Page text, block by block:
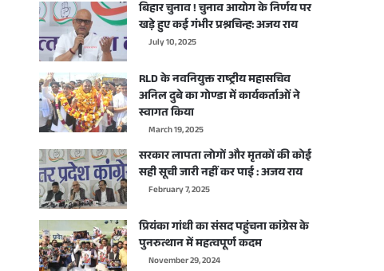
बिहार चुनाव ! चुनाव आयोग के निर्णय पर
खड़े हुए कई गंभीर प्रश्नचिन्ह: अजय राय
July 10, 2025
RLD के नवनियुक्त राष्ट्रीय महासचिव
अनिल दुबे का गोण्डा में कार्यकर्ताओं ने
स्वागत किया
March 19, 2025
सरकार लापता लोगों और मृतकों की कोई
सही सूची जारी नहीं कर पाई : अजय राय
February 7, 2025
प्रियंका गांधी का संसद पहुंचना कांग्रेस के
पुनरुत्थान में महत्वपूर्ण कदम
November 29, 2024